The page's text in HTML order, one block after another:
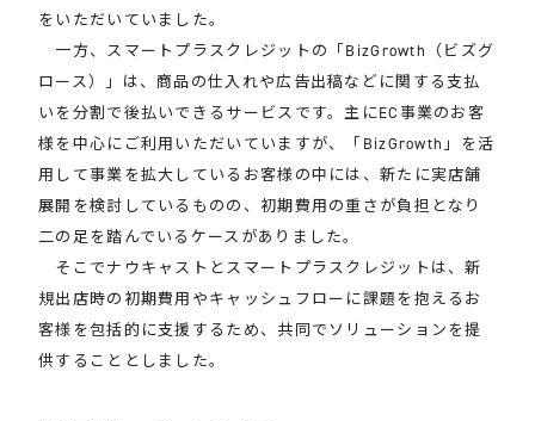
をいただいていました。
一方、スマートプラスクレジットの「BizGrowth（ビズグ
ロース）」は、商品の仕入れや広告出稿などに関する支払
いを分割で後払いできるサービスです。主にEC事業のお客
様を中心にご利用いただいていますが、「BizGrowth」を活
用して事業を拡大しているお客様の中には、新たに実店舗
展開を検討しているものの、初期費用の重さが負担となり
二の足を踏んでいるケースがありました。
そこでナウキャストとスマートプラスクレジットは、新
規出店時の初期費用やキャッシュフローに課題を抱えるお
客様を包括的に支援するため、共同でソリューションを提
供することとしました。